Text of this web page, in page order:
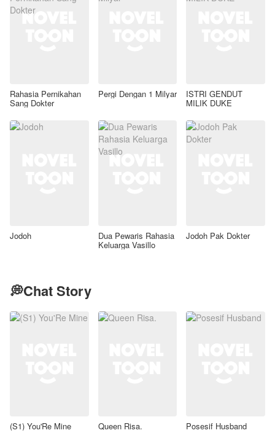
Rahasia Pernikahan
Sang Dokter
Pergi Dengan 1 Milyar ISTRI GENDUT
MILIK DUKE
Jodoh Dua Pewaris Rahasia
Keluarga Vasillo
Jodoh Pak Dokter
💭Chat Story
(S1) You'Re Mine Queen Risa. Posesif Husband